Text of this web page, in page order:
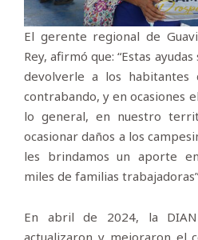
El gerente regional de
Rey, afirmó que: “Estas
devolverle a los habitantes
contrabando, y en ocasiones
lo general, en nuestro
ocasionar daños a los
les brindamos un aporte
miles de familias
En abril de 2024, la